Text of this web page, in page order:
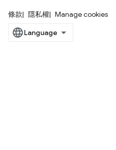
條款 隱私權 Manage cookies